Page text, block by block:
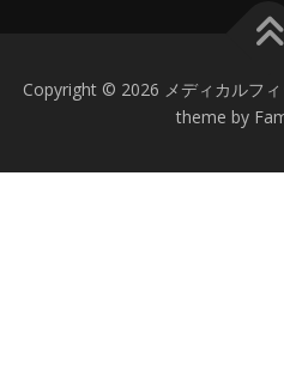
Copyright © 2026 メディカルフィ
theme by